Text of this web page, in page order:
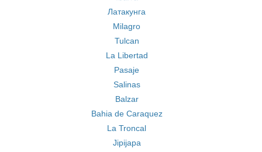
Латакунга
Milagro
Tulcan
La Libertad
Pasaje
Salinas
Balzar
Bahia de Caraquez
La Troncal
Jipijapa